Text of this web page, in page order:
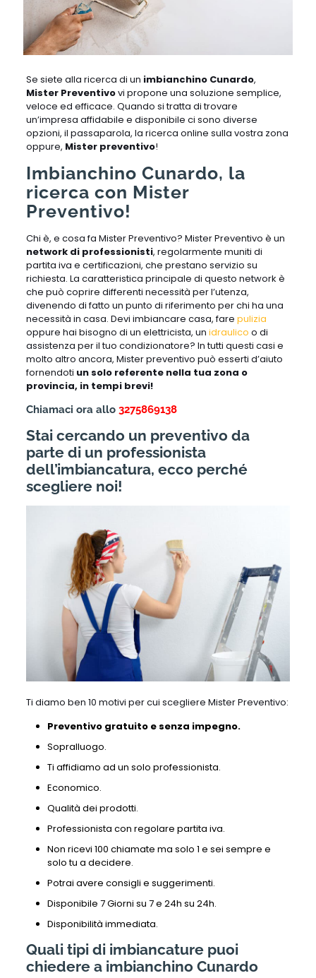
Se siete alla ricerca di un imbianchino Cunardo,
Mister Preventivovi propone una soluzione semplice,
veloce ed efficace. Quando si tratta di trovare
un’impresa affidabile e disponibile ci sono diverse
opzioni, il passaparola, la ricerca online sulla vostra zona
oppure, Mister preventivo!
Imbianchino Cunardo, la
ricerca con Mister
Preventivo!
Chi è, e cosa fa Mister Preventivo? Mister Preventivo è un
network di professionisti, regolarmente muniti di
partita iva e certificazioni, che prestano servizio su
richiesta. La caratteristica principale di questo network è
che può coprire differenti necessità per l’utenza,
divenendo di fatto un punto di riferimento per chi ha una
necessità in casa. Devi imbiancare casa, fare pulizia
oppure hai bisogno di un elettricista, un idraulico o di
assistenza per il tuo condizionatore? In tutti questi casi e
molto altro ancora, Mister preventivo può esserti d’aiuto
fornendoti un solo referente nella tua zona o
provincia, in tempi brevi!
Chiamaci ora allo 3275869138
Stai cercando un preventivo da
parte di un professionista
dell’imbiancatura, ecco perché
scegliere noi!
Ti diamo ben 10 motivi per cui scegliere Mister Preventivo:
Preventivo gratuito e senza impegno.
Sopralluogo.
Ti affidiamo ad un solo professionista.
Economico.
Qualità dei prodotti.
Professionista con regolare partita iva.
Non ricevi 100 chiamate ma solo 1 e sei sempre e
solo tu a decidere.
Potrai avere consigli e suggerimenti.
Disponibile 7 Giorni su 7 e 24h su 24h.
Disponibilità immediata.
Quali tipi di imbiancature puoi
chiedere a imbianchino Cunardo